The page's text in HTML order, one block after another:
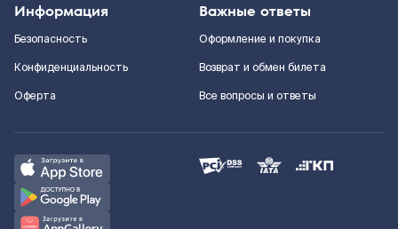
Информация
Безопасность
Конфиденциальность
Оферта
Важные ответы
Оформление и покупка
Возврат и обмен билета
Все вопросы и ответы